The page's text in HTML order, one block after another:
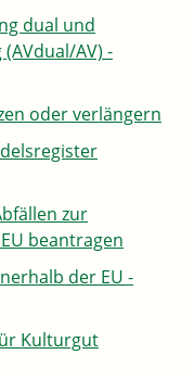
dual und
AV) -
oder verlängern
zur
beantragen
der EU -
Kulturgut